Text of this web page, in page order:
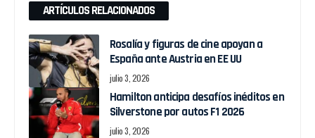
ARTÍCULOS RELACIONADOS
Rosalía y figuras de cine apoyan a
España ante Austria en EE UU
julio 3, 2026
Hamilton anticipa desafíos inéditos en
Silverstone por autos F1 2026
julio 3, 2026